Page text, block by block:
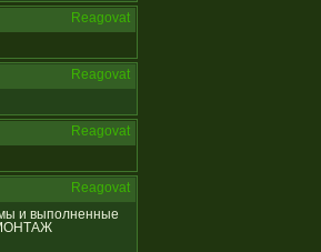
Reagovat
Reagovat
Reagovat
Reagovat
и выполненные